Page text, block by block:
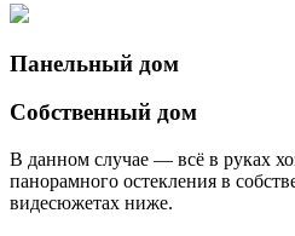
Панельный дом
Собственный дом
В данном случае — всё в руках
панорамного остекления в
видесюжетах ниже.